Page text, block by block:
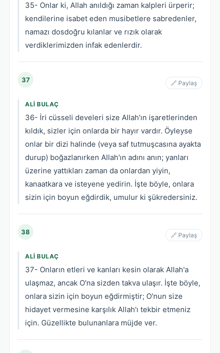
35- Onlar ki, Allah anıldığı zaman kalpleri ürperir;
kendilerine isabet eden musibetlere sabredenler,
namazı dosdoğru kılanlar ve rızık olarak
verdiklerimizden infak edenlerdir.
37 🔗 Paylaş
ALI BULAÇ
36- İri cüsseli develeri size Allah'ın işaretlerinden
kıldık, sizler için onlarda bir hayır vardır. Öyleyse
onlar bir dizi halinde (veya saf tutmuşcasına ayakta
durup) boğazlanırken Allah'ın adını anın; yanları
üzerine yattıkları zaman da onlardan yiyin,
kanaatkara ve isteyene yedirin. İşte böyle, onlara
sizin için boyun eğdirdik, umulur ki şükredersiniz.
38 🔗 Paylaş
ALI BULAÇ
37- Onların etleri ve kanları kesin olarak Allah'a
ulaşmaz, ancak O'na sizden takva ulaşır. İşte böyle,
onlara sizin için boyun eğdirmiştir; O'nun size
hidayet vermesine karşılık Allah'ı tekbir etmeniz
için. Güzellikte bulunanlara müjde ver.